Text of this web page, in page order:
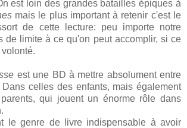
est loin des grandes batailles épiques à
mais le plus important à retenir c'est le
de cette lecture: peu importe notre
de limite à ce qu'on peut accomplir, si ce
est une BD à mettre absolument entre
celles des enfants, mais également
qui jouent un énorme rôle dans
le genre de livre indispensable à avoir